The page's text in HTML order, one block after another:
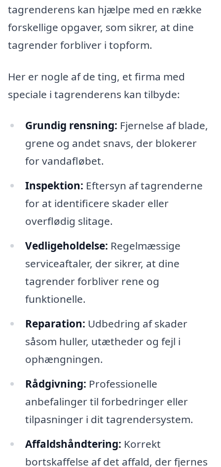
tagrenderens kan hjælpe med en række
forskellige opgaver, som sikrer, at dine
tagrender forbliver i topform.
Her er nogle af de ting, et firma med
speciale i tagrenderens kan tilbyde:
Grundig rensning: Fjernelse af blade,
grene og andet snavs, der blokerer
for vandafløbet.
Inspektion: Eftersyn af tagrenderne
for at identificere skader eller
overflødig slitage.
Vedligeholdelse: Regelmæssige
serviceaftaler, der sikrer, at dine
tagrender forbliver rene og
funktionelle.
Reparation: Udbedring af skader
såsom huller, utætheder og fejl i
ophængningen.
Rådgivning: Professionelle
anbefalinger til forbedringer eller
tilpasninger i dit tagrendersystem.
Affaldshåndtering: Korrekt
bortskaffelse af det affald, der fjernes